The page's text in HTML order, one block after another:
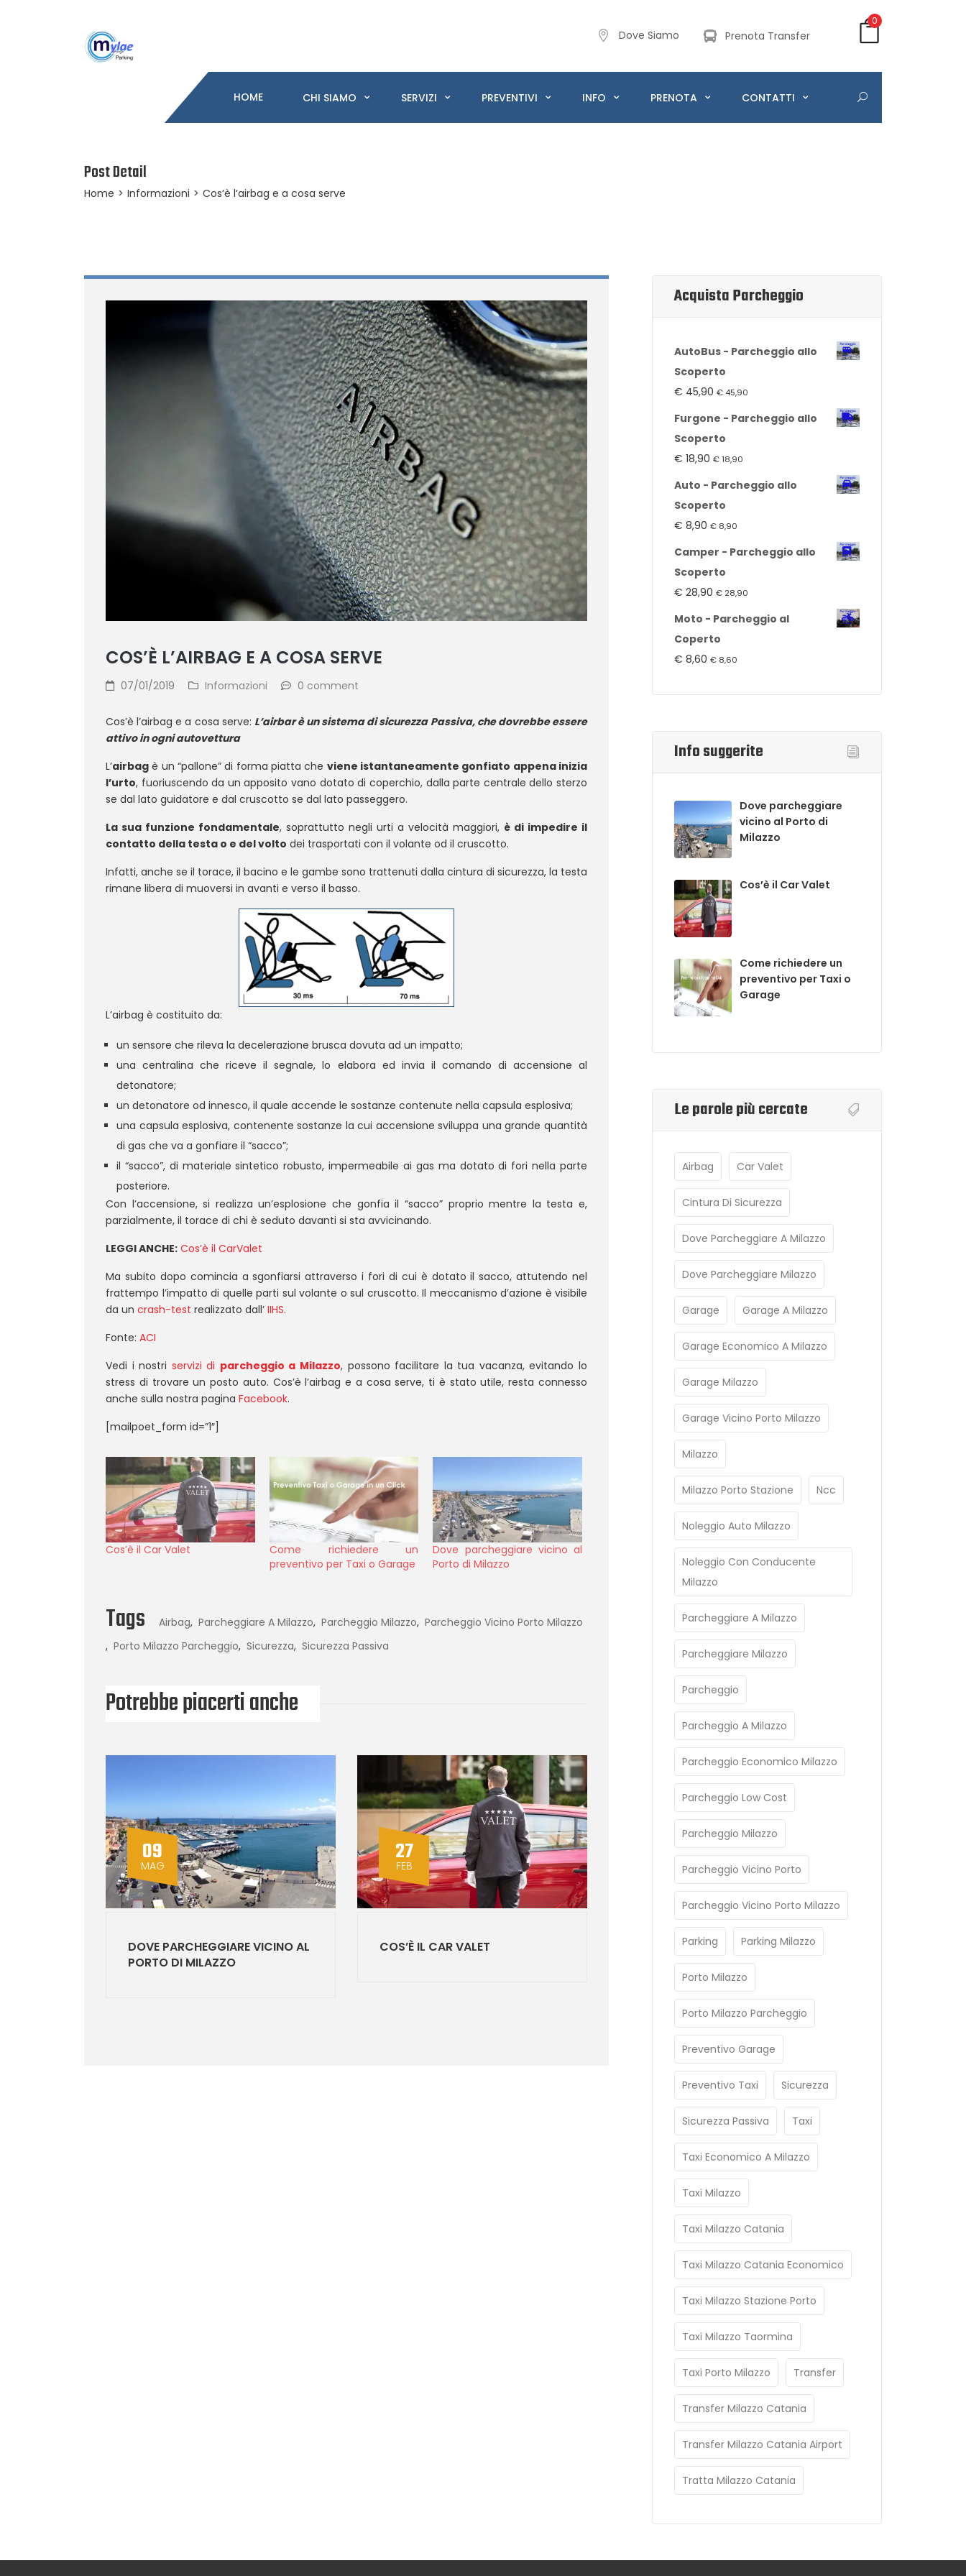
Dove Siamo Prenota Transfer
0
HOME CHI SIAMO SERVIZI PREVENTIVI INFO PRENOTA CONTATTI
Post Detail
Home > Informazioni > Cos’è l’airbag e a cosa serve
COS’È L’AIRBAG E A COSA SERVE
07/01/2019 Informazioni 0 comment
Cos’è l’airbag e a cosa serve: L’airbar è un sistema di sicurezza Passiva, che dovrebbe essere
attivo in ogni autovettura
L’airbag è un “pallone” di forma piatta che viene istantaneamente gonfiato appena inizia
l’urto, fuoriuscendo da un apposito vano dotato di coperchio, dalla parte centrale dello sterzo
se dal lato guidatore e dal cruscotto se dal lato passeggero.
La sua funzione fondamentale, soprattutto negli urti a velocità maggiori, è di impedire il
contatto della testa o e del volto dei trasportati con il volante od il cruscotto.
Infatti, anche se il torace, il bacino e le gambe sono trattenuti dalla cintura di sicurezza, la testa
rimane libera di muoversi in avanti e verso il basso.
L’airbag è costituito da:
un sensore che rileva la decelerazione brusca dovuta ad un impatto;
una centralina che riceve il segnale, lo elabora ed invia il comando di accensione al
detonatore;
un detonatore od innesco, il quale accende le sostanze contenute nella capsula esplosiva;
una capsula esplosiva, contenente sostanze la cui accensione sviluppa una grande quantità
di gas che va a gonfiare il “sacco”;
il “sacco”, di materiale sintetico robusto, impermeabile ai gas ma dotato di fori nella parte
posteriore.
Con l’accensione, si realizza un’esplosione che gonfia il “sacco” proprio mentre la testa e,
parzialmente, il torace di chi è seduto davanti si sta avvicinando.
LEGGI ANCHE: Cos’è il CarValet
Ma subito dopo comincia a sgonfiarsi attraverso i fori di cui è dotato il sacco, attutendo nel
frattempo l’impatto di quelle parti sul volante o sul cruscotto. Il meccanismo d’azione è visibile
da un crash-test realizzato dall’ IIHS.
Fonte: ACI
Vedi i nostri servizi di parcheggio a Milazzo, possono facilitare la tua vacanza, evitando lo
stress di trovare un posto auto. Cos’è l’airbag e a cosa serve, ti è stato utile, resta connesso
anche sulla nostra pagina Facebook.
[mailpoet_form id=”1″]
Cos’è il Car Valet
Come richiedere un
preventivo per Taxi o Garage
Dove parcheggiare vicino al
Porto di Milazzo
Tags Airbag, Parcheggiare A Milazzo, Parcheggio Milazzo, Parcheggio Vicino Porto Milazzo
, Porto Milazzo Parcheggio, Sicurezza, Sicurezza Passiva
Potrebbe piacerti anche
09
MAG
DOVE PARCHEGGIARE VICINO AL
PORTO DI MILAZZO
27
FEB
COS’È IL CAR VALET
Acquista Parcheggio
AutoBus - Parcheggio allo
Scoperto
€ 45,90 € 45,90
Furgone - Parcheggio allo
Scoperto
€ 18,90 €18,90
Auto - Parcheggio allo
Scoperto
€ 8,90 € 8,90
Camper - Parcheggio allo
Scoperto
€ 28,90 € 28,90
Moto - Parcheggio al
Coperto
€ 8,60 € 8,60
Info suggerite
Dove parcheggiare
vicino al Porto di
Milazzo
Cos’è il Car Valet
Come richiedere un
preventivo per Taxi o
Garage
Le parole più cercate
Airbag Car Valet
Cintura Di Sicurezza
Dove Parcheggiare A Milazzo
Dove Parcheggiare Milazzo
Garage Garage A Milazzo
Garage Economico A Milazzo
Garage Milazzo
Garage Vicino Porto Milazzo
Milazzo
Milazzo Porto Stazione Ncc
Noleggio Auto Milazzo
Noleggio Con Conducente
Milazzo
Parcheggiare A Milazzo
Parcheggiare Milazzo
Parcheggio
Parcheggio A Milazzo
Parcheggio Economico Milazzo
Parcheggio Low Cost
Parcheggio Milazzo
Parcheggio Vicino Porto
Parcheggio Vicino Porto Milazzo
Parking Parking Milazzo
Porto Milazzo
Porto Milazzo Parcheggio
Preventivo Garage
Preventivo Taxi Sicurezza
Sicurezza Passiva Taxi
Taxi Economico A Milazzo
Taxi Milazzo
Taxi Milazzo Catania
Taxi Milazzo Catania Economico
Taxi Milazzo Stazione Porto
Taxi Milazzo Taormina
Taxi Porto Milazzo Transfer
Transfer Milazzo Catania
Transfer Milazzo Catania Airport
Tratta Milazzo Catania